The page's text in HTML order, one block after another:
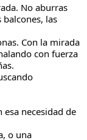
No aburras
las
Con la mirada
con fuerza
esa necesidad de
o una